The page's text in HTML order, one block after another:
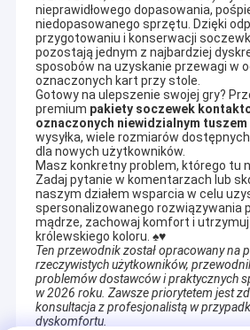
nieprawidłowego dopasowania,
niedopasowanego sprzętu. Dzięki
przygotowaniu i konserwacji
pozostają jednym z najbardziej
sposobów na uzyskanie przewagi w
oznaczonych kart przy stole.
Gotowy na ulepszenie swojej gry?
premium pakiety soczewek
oznaczonych niewidzialnym tuszem
wysyłka, wiele rozmiarów
dla nowych użytkowników.
Masz konkretny problem, którego tu
Zadaj pytanie w komentarzach lub
naszym działem wsparcia w celu
spersonalizowanego rozwiązywania
mądrze, zachowaj komfort i
królewskiego koloru. ♠️♥️
Ten przewodnik został opracowany na
rzeczywistych użytkowników,
problemów dostawców i praktycznych
w 2026 roku. Zawsze priorytetem jest
konsultacja z profesjonalistą w
dyskomfortu.